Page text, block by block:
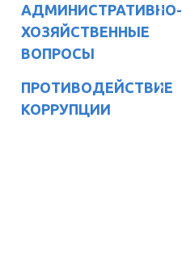
АДМИНИСТРАТИВНО-
ХОЗЯЙСТВЕННЫЕ
ВОПРОСЫ
ПРОТИВОДЕЙСТВИЕ
КОРРУПЦИИ